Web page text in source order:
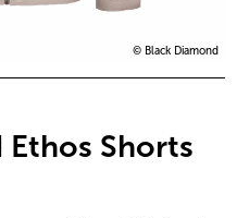
© Black Diamond
Ethos Shorts